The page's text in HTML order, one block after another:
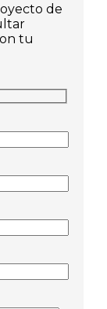
de
tu